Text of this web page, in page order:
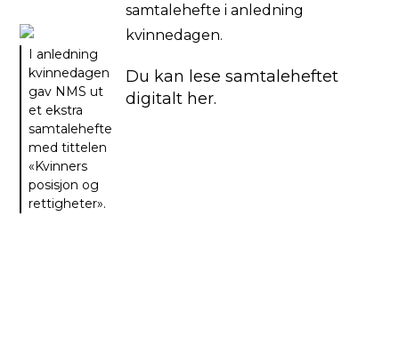
I anledning
kvinnedagen
gav NMS ut
et ekstra
samtalehefte
med tittelen
«Kvinners
posisjon og
rettigheter».
samtalehefte i anledning
kvinnedagen.
Du kan lese samtaleheftet
digitalt her.